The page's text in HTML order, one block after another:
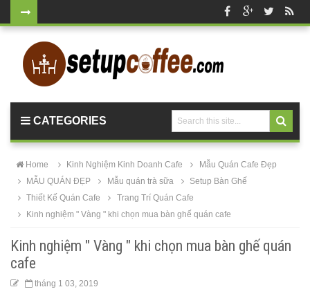
cho quán
cafe, nhà
Hóa Bàn
Ghế
nhựa cafe
tiếp khách
CATEGORIES
Home Kinh Nghiệm Kinh Doanh Cafe
Mẫu Quán Cafe Đẹp
MẪU QUÁN ĐẸP
Mẫu quán trà sữa
Setup Bàn Ghế
Thiết Kế Quán Cafe
Trang Trí Quán Cafe
Kinh nghiệm " Vàng " khi chọn mua bàn ghế quán cafe
Kinh nghiệm " Vàng " khi chọn mua bàn ghế quán
cafe
tháng 1 03, 2019